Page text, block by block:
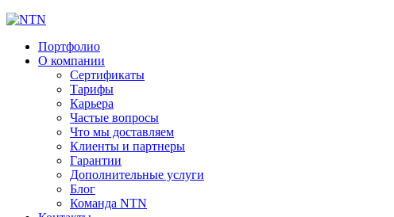
Портфолио
О компании
Сертификаты
Тарифы
Карьера
Частые вопросы
Что мы доставляем
Клиенты и партнеры
Гарантии
Дополнительные услуги
Блог
Команда NTN